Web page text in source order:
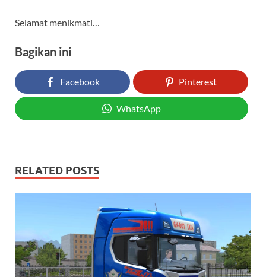
Selamat menikmati…
Bagikan ini
Facebook Pinterest
WhatsApp
RELATED POSTS